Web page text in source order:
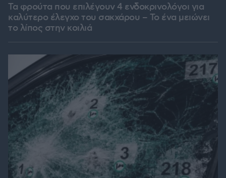
Τα φρούτα που επιλέγουν 4 ενδοκρινολόγοι για
καλύτερο έλεγχο του σακχάρου – Το ένα μειώνει
το λίπος στην κοιλιά